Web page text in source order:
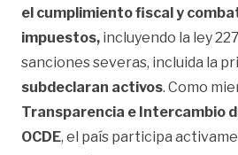
el cumplimiento fiscal y
impuestos, incluyendo la ley
sanciones severas, incluida la
subdeclaran activos. Como
Transparencia e Intercambio
OCDE, el país participa